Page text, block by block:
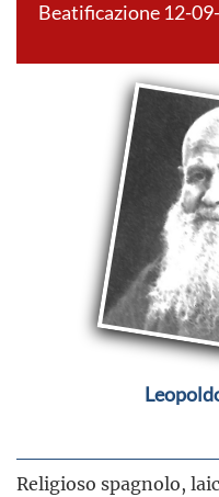
Beatificazione 12-
Religioso spagnolo,